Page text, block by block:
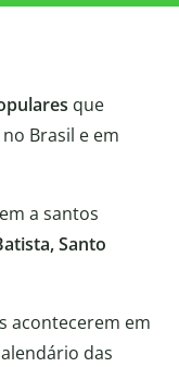
que
Brasil e em
a santos
Santo
acontecerem em
das